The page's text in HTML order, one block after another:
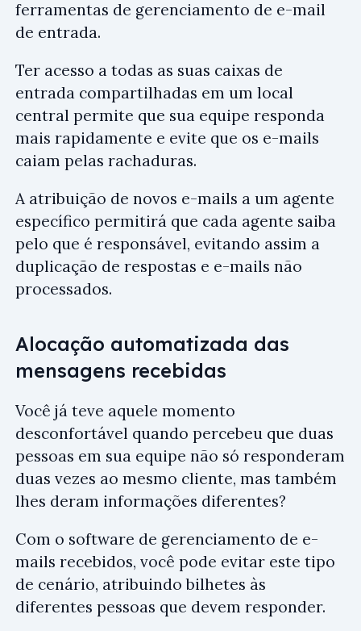
ferramentas de gerenciamento de e-mail
de entrada.
Ter acesso a todas as suas caixas de
entrada compartilhadas em um local
central permite que sua equipe responda
mais rapidamente e evite que os e-mails
caiam pelas rachaduras.
A atribuição de novos e-mails a um agente
específico permitirá que cada agente saiba
pelo que é responsável, evitando assim a
duplicação de respostas e e-mails não
processados.
Alocação automatizada das
mensagens recebidas
Você já teve aquele momento
desconfortável quando percebeu que duas
pessoas em sua equipe não só responderam
duas vezes ao mesmo cliente, mas também
lhes deram informações diferentes?
Com o software de gerenciamento de e-
mails recebidos, você pode evitar este tipo
de cenário, atribuindo bilhetes às
diferentes pessoas que devem responder.